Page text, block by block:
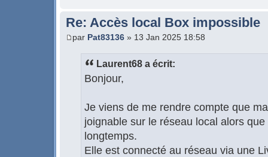
Re: Accès local Box impossible
par Pat83136 » 13 Jan 2025 18:58
Laurent68 a écrit:
Bonjour,
Je viens de me rendre compte que
joignable sur le réseau local alors
longtemps.
Elle est connecté au réseau via une